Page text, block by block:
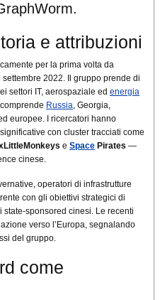
.
e attribuzioni
per la prima volta da
2022. Il gruppo prende di
settori IT, aerospaziale ed energia
Russia, Georgia,
europee. I ricercatori hanno
con cluster tracciati come
e Space Pirates —
cinese.
operatori di infrastrutture
con gli obiettivi strategici di
sponsored cinesi. Le recenti
verso l’Europa, segnalando
del gruppo.
come